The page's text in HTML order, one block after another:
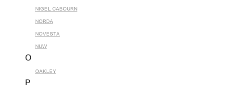
NIGEL CABOURN
NORDA
NOVESTA
NUW
O
OAKLEY
P